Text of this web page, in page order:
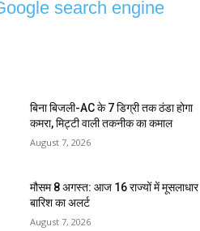
बिना बिजली-AC के 7 डिग्री तक ठंडा होगा
कमरा, मिट्टी वाली तकनीक का कमाल
August 7, 2026
मौसम 8 अगस्त: आज 16 राज्यों में मूसलाधार
बारिश का अलर्ट
August 7, 2026